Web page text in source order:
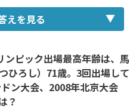
えを見る
ンピック出場最高年齢は、馬
ひろし）71歳。3回出場して
ン大会、2008年北京大会
？